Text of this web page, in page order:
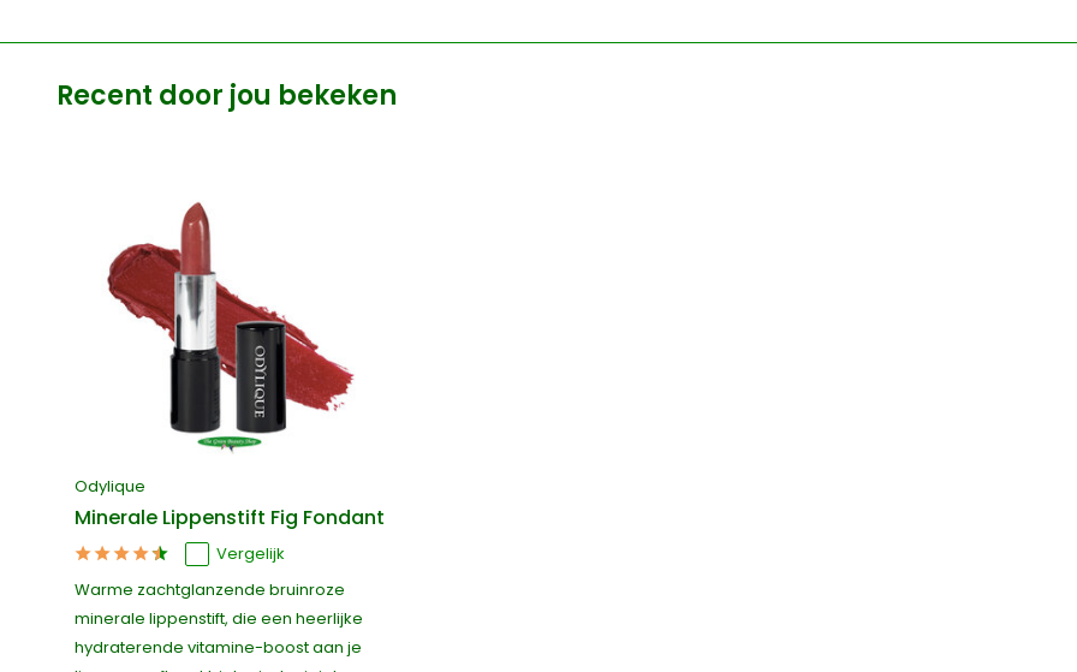
Recent door jou bekeken
Odylique
Minerale Lippenstift Fig Fondant
Vergelijk
Warme zachtglanzende bruinroze
minerale lippenstift, die een heerlijke
hydraterende vitamine-boost aan je